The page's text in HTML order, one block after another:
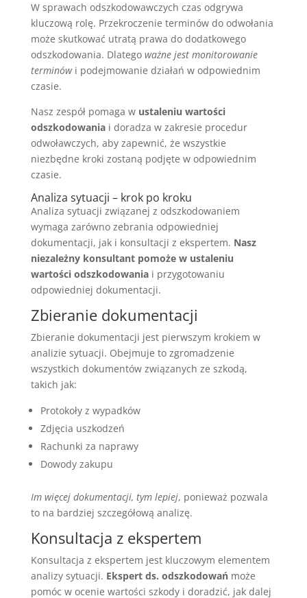
W sprawach odszkodowawczych czas odgrywa
kluczową rolę. Przekroczenie terminów do odwołania
może skutkować utratą prawa do dodatkowego
odszkodowania. Dlatego ważne jest monitorowanie
terminówi podejmowanie działań w odpowiednim
czasie.
Nasz zespół pomaga w ustaleniu wartości
odszkodowaniai doradza w zakresie procedur
odwoławczych, aby zapewnić, że wszystkie
niezbędne kroki zostaną podjęte w odpowiednim
czasie.
Analiza sytuacji – krok po kroku
Analiza sytuacji związanej z odszkodowaniem
wymaga zarówno zebrania odpowiedniej
dokumentacji, jak i konsultacji z ekspertem. Nasz
niezależny konsultant pomoże w ustaleniu
wartości odszkodowaniai przygotowaniu
odpowiedniej dokumentacji.
Zbieranie dokumentacji
Zbieranie dokumentacji jest pierwszym krokiem w
analizie sytuacji. Obejmuje to zgromadzenie
wszystkich dokumentów związanych ze szkodą,
takich jak:
Protokoły z wypadków
Zdjęcia uszkodzeń
Rachunki za naprawy
Dowody zakupu
Im więcej dokumentacji, tym lepiej, ponieważ pozwala
to na bardziej szczegółową analizę.
Konsultacja z ekspertem
Konsultacja z ekspertem jest kluczowym elementem
analizy sytuacji. Ekspert ds. odszkodowańmoże
pomóc w ocenie wartości szkody i doradzić, jak dalej